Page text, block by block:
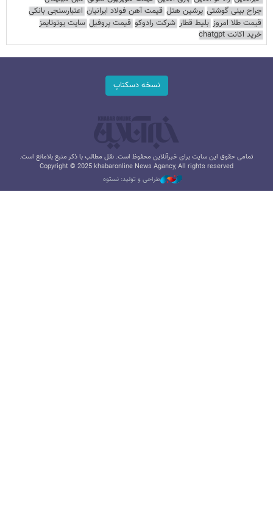
جراح بینی گوشتی پرشین هتل قیمت آهن فولاد ایرانیان اعتبارسنجی بانکی
قیمت طلا امروز بلیط قطار شرکت رادوکو قیمت پروفیل سایت یوتوتایمز
خرید اکانت chatgpt
نسخه دسکتاپ
تمامی حقوق این سایت برای خبرآنلاین محفوظ است. نقل مطالب با ذکر منبع بلامانع است.
Copyright © 2025 khabaronline News Agancy, All rights reserved
طراحی و تولید: نستوه